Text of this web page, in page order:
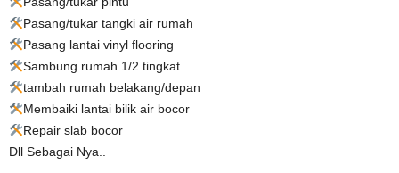
Pasang/tukar tangki air rumah
Pasang lantai vinyl flooring
Sambung rumah 1/2 tingkat
tambah rumah belakang/depan
Membaiki lantai bilik air bocor
Repair slab bocor
Dll Sebagai Nya..